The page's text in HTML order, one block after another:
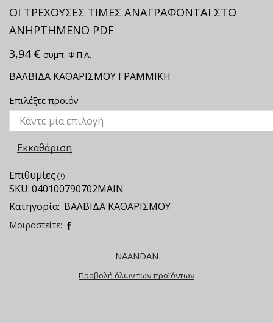
ΟΙ ΤΡΕΧΟΥΣΕΣ ΤΙΜΕΣ ΑΝΑΓΡΑΦΟΝΤΑΙ ΣΤΟ
ΑΝΗΡΤΗΜΕΝΟ PDF
3,94 € συμπ. Φ.Π.Α.
ΒΑΛΒΙΔΑ ΚΑΘΑΡΙΣΜΟΥ ΓΡΑΜΜΙΚΗ
Επιλέξτε προϊόν
Εκκαθάριση
Επιθυμίες
SKU:040100790702ΜΑΙΝ
Κατηγορία: ΒΑΛΒΙΔΑ ΚΑΘΑΡΙΣΜΟΥ
Μοιραστείτε:
NAANDAN
Προβολή όλων των προϊόντων